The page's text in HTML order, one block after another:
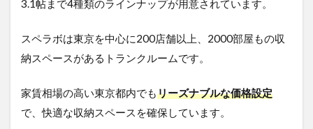
3.1帖まで4種類のラインナップが用意されています。
スペラボは東京を中心に200店舗以上、2000部屋もの収
納スペースがあるトランクルームです。
家賃相場の高い東京都内でもリーズナブルな価格設定
で、快適な収納スペースを確保しています。